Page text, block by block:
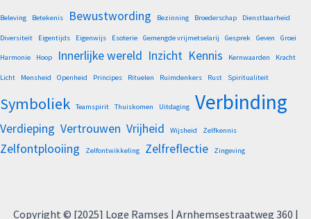
Beleving Betekenis Bewustwording Bezinning Broederschap Dienstbaarheid
Diversiteit Eigentijds Eigenwijs Esoterie Gemengde vrijmetselarij Gesprek Geven Groei
Harmonie Hoop Innerlijke wereld Inzicht Kennis Kernwaarden Kracht
Licht Mensheid Openheid Principes Rituelen Ruimdenkers Rust Spiritualiteit
Symboliek Teamspirit Thuiskomen Uitdaging Verbinding
Verdieping Vertrouwen Vrijheid Wijsheid Zelfkennis
Zelfontplooiing Zelfontwikkeling Zelfreflectie Zingeving
Copyright © [2025] Loge Ramses | Arnhemsestraatweg 360 |